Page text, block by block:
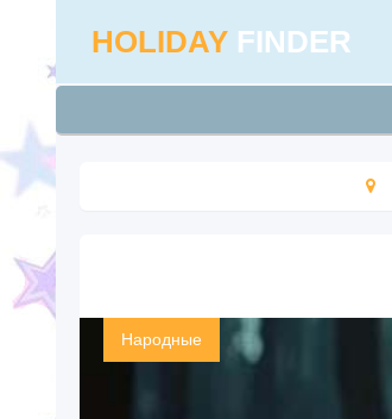
HOLIDAY FINDER
Народные